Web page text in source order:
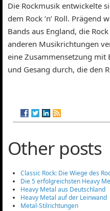
Die Rockmusik entwickelte
dem Rock ’n’ Roll. Prägend
Bands aus England, die
anderen Musikrichtungen
eine Zusammensetzung mit
und Gesang durch, die den
Other posts
Classic Rock: Die Wiege des
Die 5 erfolgreichsten Heavy
Heavy Metal aus Deutschland
Heavy Metal auf der Leinwand
Metal-Stilrichtungen